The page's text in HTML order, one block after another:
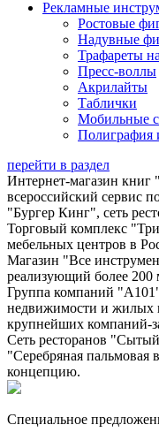
Рекламные
Ростовые
Надувные
Трафареты
Пресс-воллы
Акрилайты
Таблички
Мобильные
Полиграфия
перейти в раздел
Интернет-магазин
всероссийский сервис
"Бургер Кинг", сеть
Торговый комплекс
мебельных центров в
Магазин "Все
реализующий более 200
Группа компаний
недвижимости и жилых
крупнейших компаний-
Сеть ресторанов
"Серебряная пальмовая
концепцию.
Специальное